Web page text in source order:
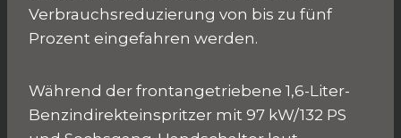
Verbrauchsreduzierung von bis zu fünf
Prozent eingefahren werden.
Während der frontangetriebene 1,6-Liter-
Benzindirekteinspritzer mit 97 kW/132 PS